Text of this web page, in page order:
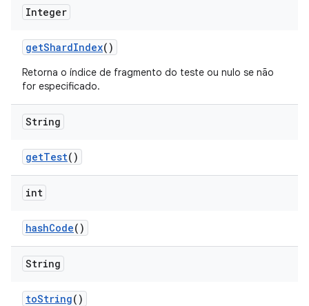
Integer
getShardIndex()
Retorna o índice de fragmento do teste ou nulo se não
for especificado.
String
getTest()
int
hashCode()
String
toString()